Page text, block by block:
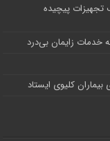
پیچیده
کلیوی ایستاد